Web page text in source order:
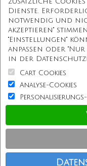
Kostenlose
Unbegrenzte
ÜBER UNS
Information
Kundenservice
Einkaufen bei uns
Copyright ©
Dienste.
notwendig und
akzeptieren"
"Einstellungen"
anpassen oder
in der
Cart Cookies
Analyse-Cookies